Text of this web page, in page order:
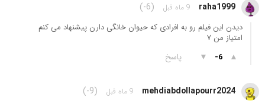
raha1999 9 ماه قبل (-6)
دیدن این فیلم رو به افرادی که حیوان خانگی دارن پیشنهاد می کنم
امتیاز من ٧
▲
-6
▼ پاسخ
mehdiabdollapourr2024 9 ماه قبل (-9)